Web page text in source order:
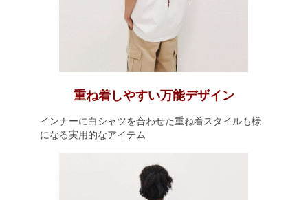
重ね着しやすい万能デザイン
インナーに白シャツを合わせた重ね着スタイルも様
になる実用的なアイテム